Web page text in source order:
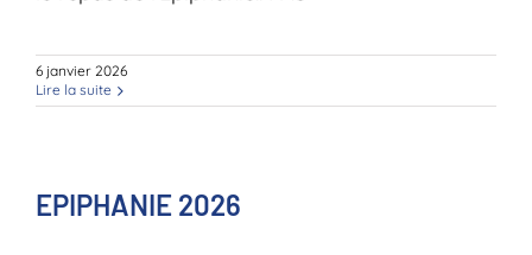
6 janvier 2026
Lire la suite
EPIPHANIE 2026